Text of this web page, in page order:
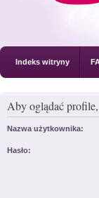
Indeks witryny
Aby oglądać
Nazwa użytkownika:
Hasło: